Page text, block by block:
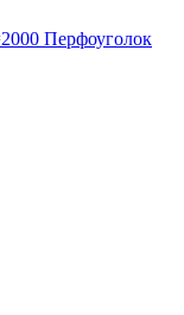
Перфоуголок